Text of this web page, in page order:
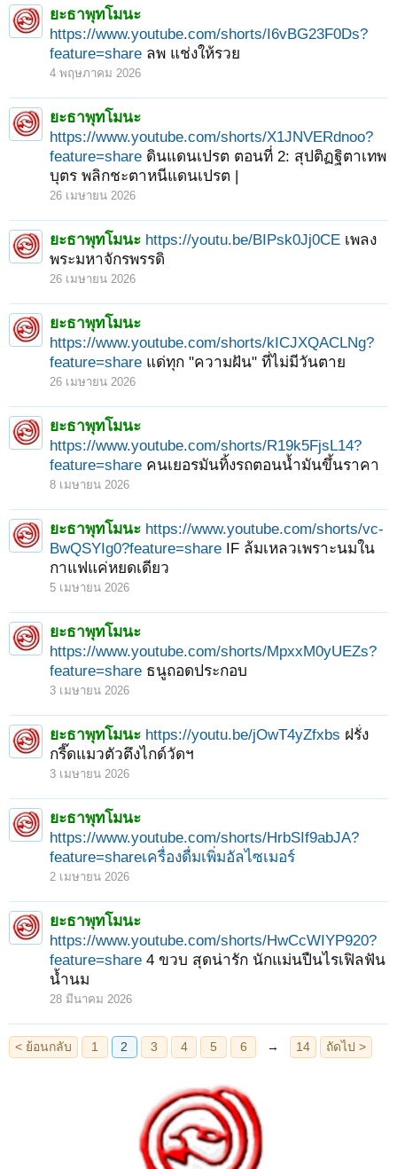
ยะธาพุทโมนะ
https://www.youtube.com/shorts/I6vBG23F0Ds?
feature=share ลพ แช่งให้รวย
4 พฤษภาคม 2026
ยะธาพุทโมนะ
https://www.youtube.com/shorts/X1JNVERdnoo?
feature=share ดินแดนเปรต ตอนที่ 2: สุปติฏฐิตาเทพ
บุตร พลิกชะตาหนีแดนเปรต |
26 เมษายน 2026
ยะธาพุทโมนะ https://youtu.be/BIPsk0Jj0CE เพลง
พระมหาจักรพรรดิ
26 เมษายน 2026
ยะธาพุทโมนะ
https://www.youtube.com/shorts/kICJXQACLNg?
feature=share แด่ทุก "ความฝัน" ที่ไม่มีวันตาย
26 เมษายน 2026
ยะธาพุทโมนะ
https://www.youtube.com/shorts/R19k5FjsL14?
feature=share คนเยอรมันทิ้งรถตอนน้ำมันขึ้นราคา
8 เมษายน 2026
ยะธาพุทโมนะ https://www.youtube.com/shorts/vc-
BwQSYIg0?feature=share IF ล้มเหลวเพราะนมใน
กาแฟแค่หยดเดียว
5 เมษายน 2026
ยะธาพุทโมนะ
https://www.youtube.com/shorts/MpxxM0yUEZs?
feature=share ธนูถอดประกอบ
3 เมษายน 2026
ยะธาพุทโมนะ https://youtu.be/jOwT4yZfxbs ฝรั่ง
กรี๊ดแมวตัวตึงไกด์วัดฯ
3 เมษายน 2026
ยะธาพุทโมนะ
https://www.youtube.com/shorts/HrbSIf9abJA?
feature=shareเครื่องดื่มเพิ่มอัลไซเมอร์
2 เมษายน 2026
ยะธาพุทโมนะ
https://www.youtube.com/shorts/HwCcWIYP920?
feature=share 4 ขวบ สุดน่ารัก นักแม่นปืนไรเฟิลฟัน
น้ำนม
28 มีนาคม 2026